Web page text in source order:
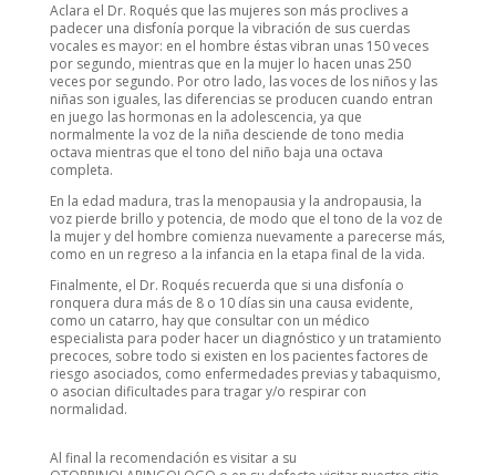
Aclara el Dr. Roqués que las mujeres son más proclives a
padecer una disfonía porque la vibración de sus cuerdas
vocales es mayor: en el hombre éstas vibran unas 150 veces
por segundo, mientras que en la mujer lo hacen unas 250
veces por segundo. Por otro lado, las voces de los niños y las
niñas son iguales, las diferencias se producen cuando entran
en juego las hormonas en la adolescencia, ya que
normalmente la voz de la niña desciende de tono media
octava mientras que el tono del niño baja una octava
completa.
En la edad madura, tras la menopausia y la andropausia, la
voz pierde brillo y potencia, de modo que el tono de la voz de
la mujer y del hombre comienza nuevamente a parecerse más,
como en un regreso a la infancia en la etapa final de la vida.
Finalmente, el Dr. Roqués recuerda que si una disfonía o
ronquera dura más de 8 o 10 días sin una causa evidente,
como un catarro, hay que consultar con un médico
especialista para poder hacer un diagnóstico y un tratamiento
precoces, sobre todo si existen en los pacientes factores de
riesgo asociados, como enfermedades previas y tabaquismo,
o asocian dificultades para tragar y/o respirar con
normalidad.
Al final la recomendación es visitar a su